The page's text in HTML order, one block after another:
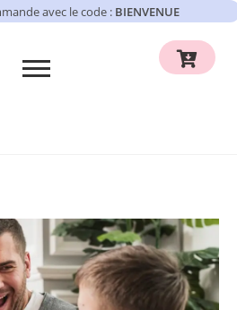
avec le code : BIENVENUE